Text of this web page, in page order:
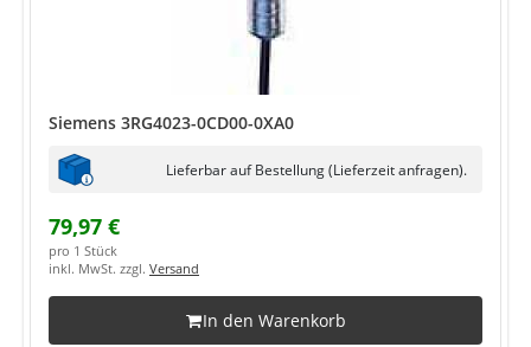
Siemens 3RG4023-0CD00-0XA0
Lieferbar auf Bestellung (Lieferzeit anfragen).
79,97 €
pro 1 Stück
inkl. MwSt. zzgl. Versand
In den Warenkorb